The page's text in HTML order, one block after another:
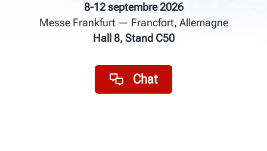
8-12 septembre 2026
Messe Frankfurt — Francfort, Allemagne
Hall 8, Stand C50
Chat